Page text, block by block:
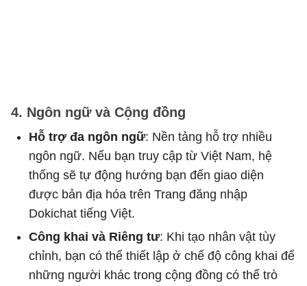
4. Ngôn ngữ và Cộng đồng
Hỗ trợ đa ngôn ngữ: Nền tảng hỗ trợ nhiều
ngôn ngữ. Nếu bạn truy cập từ Việt Nam, hệ
thống sẽ tự động hướng bạn đến giao diện
được bản địa hóa trên Trang đăng nhập
Dokichat tiếng Việt.
Công khai và Riêng tư: Khi tạo nhân vật tùy
chỉnh, bạn có thể thiết lập ở chế độ công khai để
những người khác trong cộng đồng có thể trò